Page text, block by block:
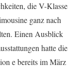
die V-Klasse
ganz nach
Einen Ausblick
hatte die
e bereits im März